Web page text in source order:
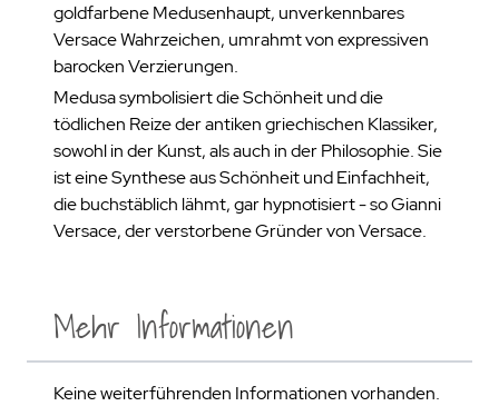
goldfarbene Medusenhaupt, unverkennbares
Versace Wahrzeichen, umrahmt von expressiven
barocken Verzierungen.
Medusa symbolisiert die Schönheit und die
tödlichen Reize der antiken griechischen Klassiker,
sowohl in der Kunst, als auch in der Philosophie. Sie
ist eine Synthese aus Schönheit und Einfachheit,
die buchstäblich lähmt, gar hypnotisiert - so Gianni
Versace, der verstorbene Gründer von Versace.
Mehr Informationen
Keine weiterführenden Informationen vorhanden.